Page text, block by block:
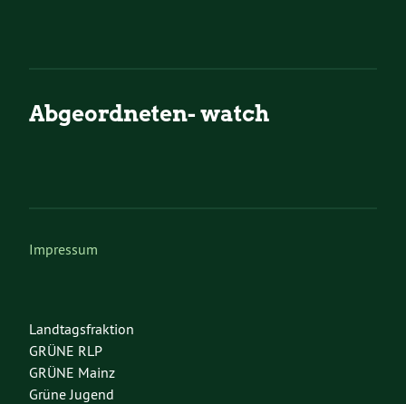
Abgeordneten- watch
Impressum
Landtagsfraktion
GRÜNE RLP
GRÜNE Mainz
Grüne Jugend